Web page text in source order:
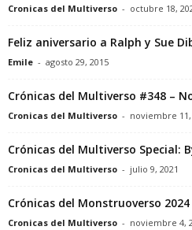
Cronicas del Multiverso - octubre 18,
Feliz aniversario a Ralph y Sue
Emile - agosto 29, 2015
Crónicas del Multiverso #348 –
Cronicas del Multiverso - noviembre 11,
Crónicas del Multiverso Special:
Cronicas del Multiverso - julio 9, 2021
Crónicas del Monstruoverso
Cronicas del Multiverso - noviembre 4,